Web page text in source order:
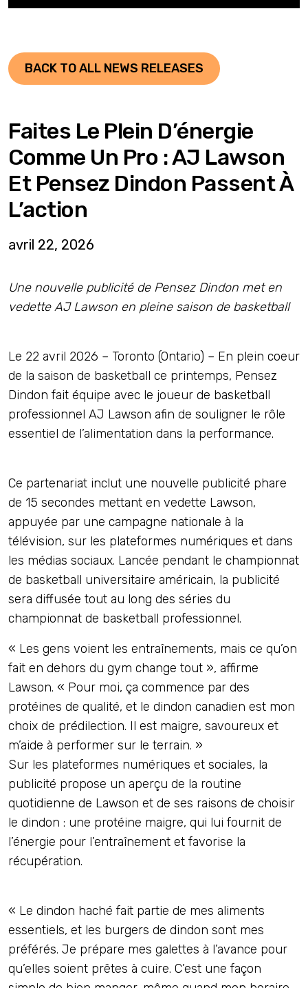
BACK TO ALL NEWS RELEASES
Faites Le Plein D’énergie
Comme Un Pro : AJ Lawson
Et Pensez Dindon Passent À
L’action
avril 22, 2026
Une nouvelle publicité de Pensez Dindon met en
vedette AJ Lawson en pleine saison de basketball
Le 22 avril 2026 – Toronto (Ontario) – En plein coeur
de la saison de basketball ce printemps, Pensez
Dindon fait équipe avec le joueur de basketball
professionnel AJ Lawson afin de souligner le rôle
essentiel de l’alimentation dans la performance.
Ce partenariat inclut une nouvelle publicité phare
de 15 secondes mettant en vedette Lawson,
appuyée par une campagne nationale à la
télévision, sur les plateformes numériques et dans
les médias sociaux. Lancée pendant le championnat
de basketball universitaire américain, la publicité
sera diffusée tout au long des séries du
championnat de basketball professionnel.
« Les gens voient les entraînements, mais ce qu’on
fait en dehors du gym change tout », affirme
Lawson. « Pour moi, ça commence par des
protéines de qualité, et le dindon canadien est mon
choix de prédilection. Il est maigre, savoureux et
m’aide à performer sur le terrain. »
Sur les plateformes numériques et sociales, la
publicité propose un aperçu de la routine
quotidienne de Lawson et de ses raisons de choisir
le dindon : une protéine maigre, qui lui fournit de
l’énergie pour l’entraînement et favorise la
récupération.
« Le dindon haché fait partie de mes aliments
essentiels, et les burgers de dindon sont mes
préférés. Je prépare mes galettes à l’avance pour
qu’elles soient prêtes à cuire. C’est une façon